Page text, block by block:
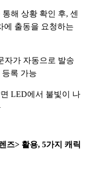
해 상황 확인 후, 센
에 출동을 요청하는
자가 자동으로 발송
록 가능
LED에서 불빛이 나
즈> 활용, 5가지 캐릭